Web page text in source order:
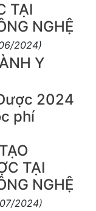
TẠI
NGHỆ
2024)
Y
2024
phí
TẠI
NGHỆ
2024)